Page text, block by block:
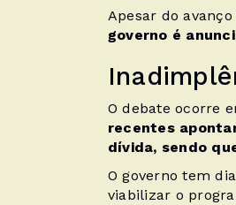
Apesar do
governo é
O debate ocorre
recentes
dívida, sendo
O governo tem
viabilizar o